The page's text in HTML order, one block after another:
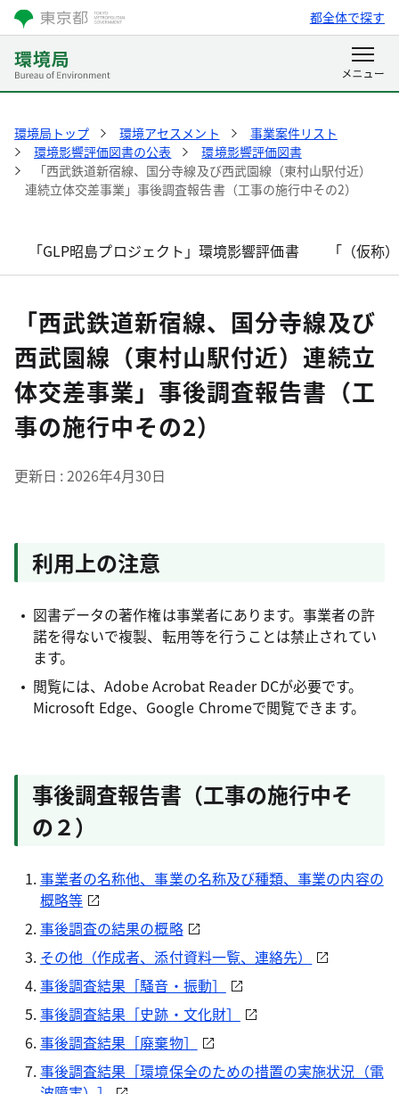
都全体で探す
環境局トップ 環境アセスメント
事業案件リスト
環境影響評価図書の公表
環境影響評価図書
「西武鉄道新宿線、国分寺線及び西武園線（東村山駅付近）
連続立体交差事業」事後調査報告書（工事の施行中その2）
「GLP昭島プロジェクト」環境影響評価書 「（仮称
「西武鉄道新宿線、国分寺線及び
西武園線（東村山駅付近）連続立
体交差事業」事後調査報告書（工
事の施行中その2）
更新日 2026年4月30日
利用上の注意
図書データの著作権は事業者にあります。事業者の許
諾を得ないで複製、転用等を行うことは禁止されてい
ます。
閲覧には、Adobe Acrobat Reader DCが必要です。
Microsoft Edge、Google Chromeで閲覧できます。
事後調査報告書（工事の施行中そ
の２）
事業者の名称他、事業の名称及び種類、事業の内容の
概略等
事後調査の結果の概略
その他（作成者、添付資料一覧、連絡先）
事後調査結果［騒音・振動］
事後調査結果［史跡・文化財］
事後調査結果［廃棄物］
事後調査結果［環境保全のための措置の実施状況（電